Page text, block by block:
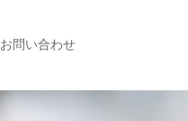
お問い合わせ